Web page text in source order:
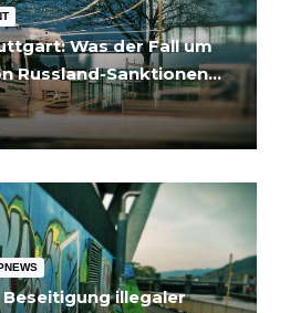
Was der Fall um
Russland-Sanktionen
bedeutet
illegaler